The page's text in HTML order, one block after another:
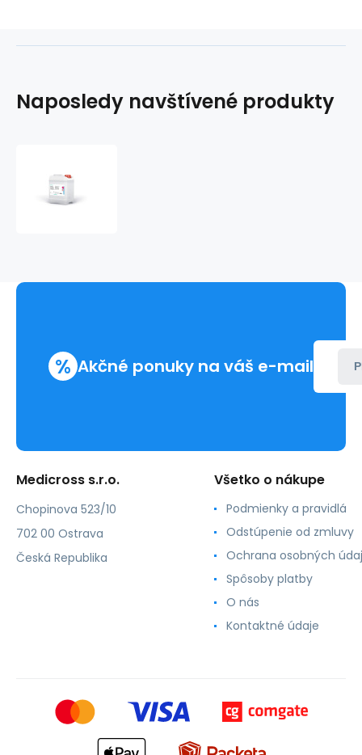
Naposledy navštívené produkty
% Akčné ponuky na váš e-mail
Medicross s.r.o.
Chopinova 523/10
702 00 Ostrava
Česká Republika
Všetko o nákupe
Podmienky a pravidlá
Odstúpenie od zmluvy
Ochrana osobných
Spôsoby platby
O nás
Kontaktné údaje